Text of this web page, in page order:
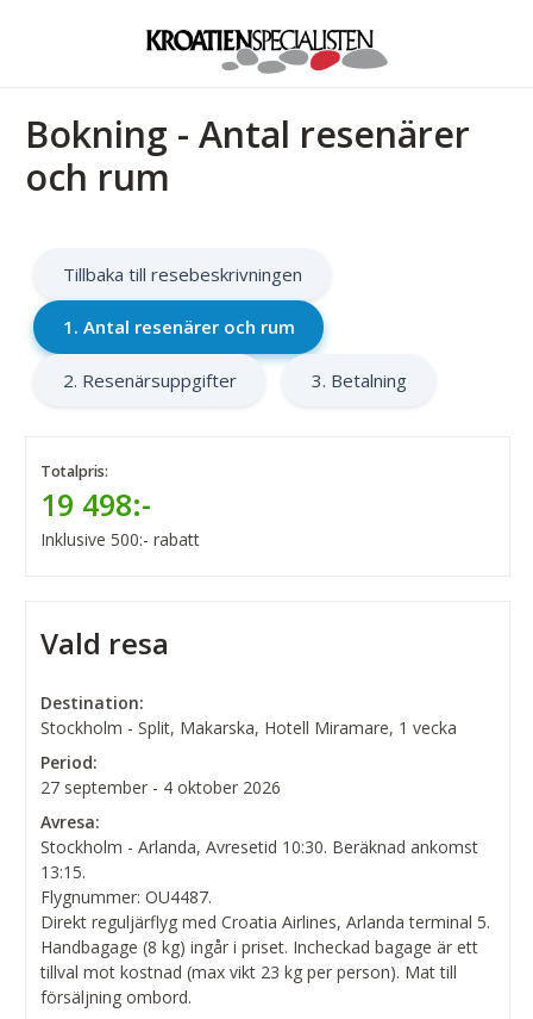
Bokning - Antal resenärer
och rum
Tillbaka till resebeskrivningen
1. Antal resenärer och rum
2. Resenärsuppgifter 3. Betalning
Totalpris:
19 498:-
Inklusive 500:- rabatt
Vald resa
Destination:
Stockholm - Split, Makarska, Hotell Miramare, 1 vecka
Period:
27 september - 4 oktober 2026
Avresa:
Stockholm - Arlanda, Avresetid 10:30. Beräknad ankomst
13:15.
Flygnummer: OU4487.
Direkt reguljärflyg med Croatia Airlines, Arlanda terminal 5.
Handbagage (8 kg) ingår i priset. Incheckad bagage är ett
tillval mot kostnad (max vikt 23 kg per person). Mat till
försäljning ombord.